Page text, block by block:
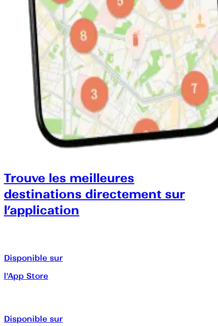
Trouve les meilleures
destinations directement sur
l’application
Disponible sur
l'App Store
Disponible sur